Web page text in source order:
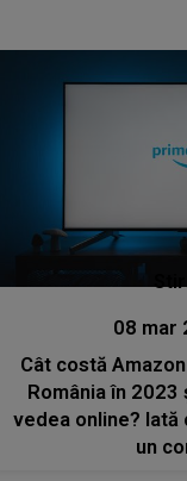
08 mar
Cât costă
România în
vedea online?
un